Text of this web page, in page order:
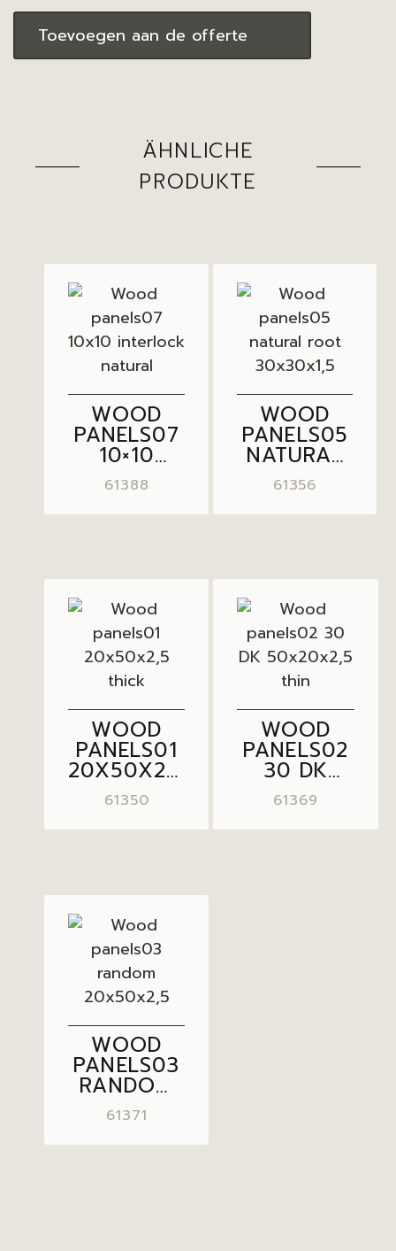
Toevoegen aan de offerte
ÄHNLICHE
PRODUKTE
WOOD
PANELS07
10×10
INTERLOCK
NATURAL
61388
WOOD
PANELS05
NATURAL
ROOT
30X30X1,5
61356
WOOD
PANELS01
20X50X2,5
THICK
61350
WOOD
PANELS02
30 DK
50X20X2,5
THIN
61369
WOOD
PANELS03
RANDOM
20X50X2,5
61371